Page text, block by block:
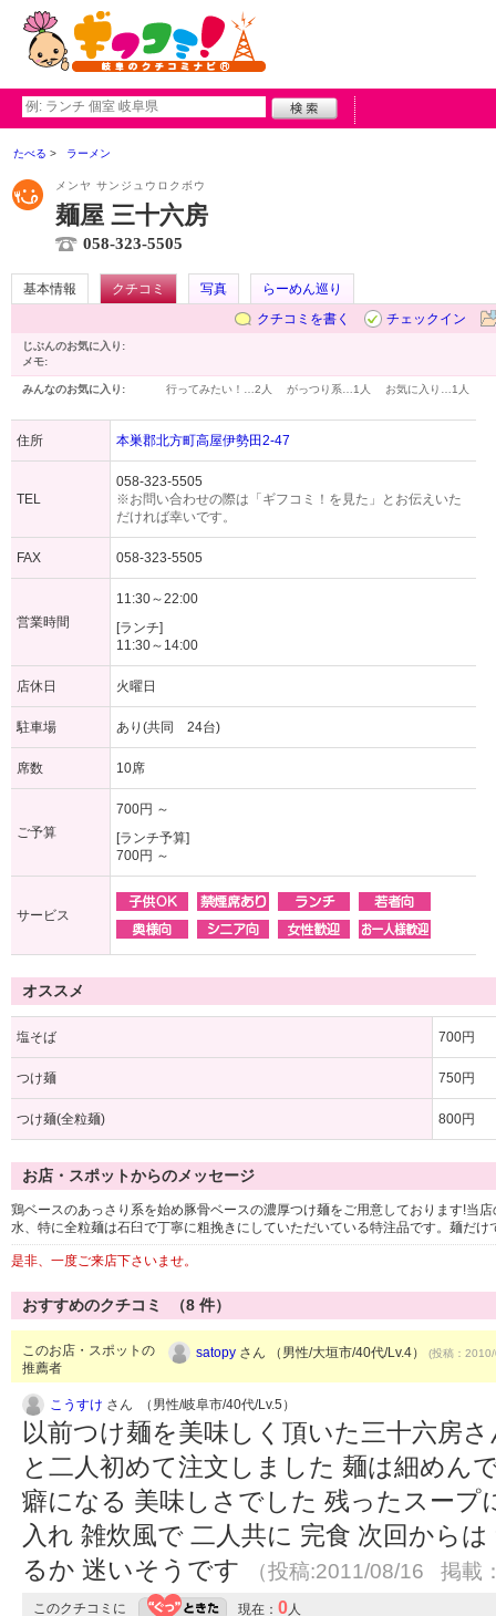
たべる ラーメン
メンヤ サンジュウロクボウ
麺屋 三十六房
058-323-5505
基本情報 クチコミ 写真
らーめん巡り
クチコミを書く
チェックイン
じぶんのお気に入り:
メモ:
みんなのお気に入り: 行ってみたい！… 2人 がっつり系… 1人 お気に入り… 1人
住所 本巣郡北方町高屋伊勢田2-47
TEL
058-323-5505
※お問い合わせの際は「ギフコミ！を見た」とお伝えいた
だければ幸いです。
FAX 058-323-5505
営業時間
11:30～22:00
[ランチ]
11:30～14:00
店休日 火曜日
駐車場 あり(共同 24台)
席数 10席
ご予算
700円 ～
[ランチ予算]
700円 ～
サービス
オススメ
塩そば 700円
つけ麺 750円
つけ麺(全粒麺) 800円
お店・スポットからのメッセージ
鶏ベースのあっさり系を始め豚骨ベースの濃厚つけ麺をご用意しております!当
水、特に全粒麺は石臼で丁寧に粗挽きにしていただいている特注品です。麺だ
是非、一度ご来店下さいませ。
おすすめのクチコミ （8 件）
このお店・スポットの
推薦者
satopy さん （男性/大垣市/40代/Lv.4） (投稿：
こうすけ さん （男性/岐阜市/40代/Lv.5）
以前つけ麺を美味しく頂いた三十六房
と二人初めて注文しました 麺は細めん
癖になる 美味しさでした 残ったスープ
入れ 雑炊風で 二人共に 完食 次回から
るか 迷いそうです
（投稿:2011/08/16 掲載
このクチコミに 現在： 0人